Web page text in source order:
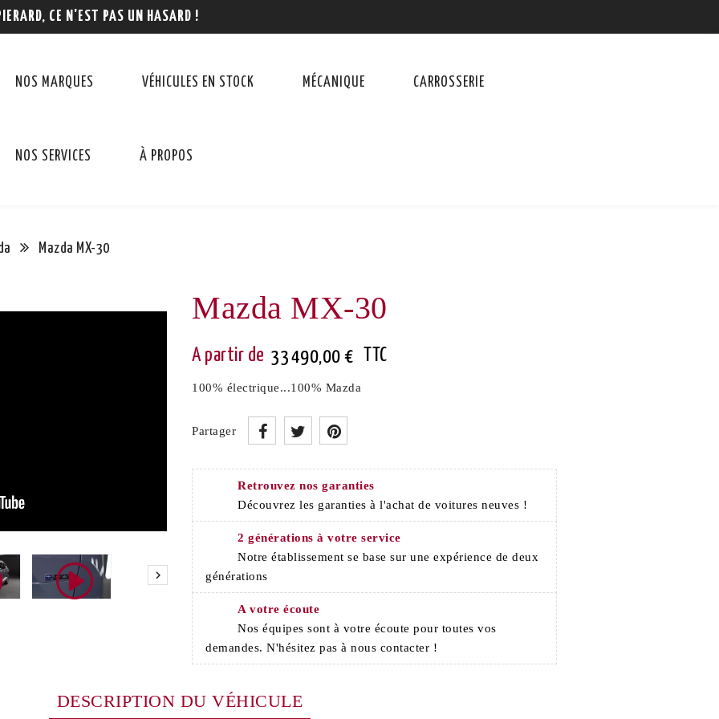
CE N'EST PAS UN HASARD !
NOS MARQUES VÉHICULES EN STOCK MÉCANIQUE CARROSSERIE
NOS SERVICES À PROPOS
Mazda MX-30

Mazda MX-30
33 490,00 € TTC
100% électrique...100% Mazda
Partager
Retrouvez nos garanties
Découvrez les garanties à l'achat de voitures neuves !
2 générations à votre service
Notre établissement se base sur une expérience de deux
générations
A votre écoute
Nos équipes sont à votre écoute pour toutes vos
demandes. N'hésitez pas à nous contacter !
DESCRIPTION DU VÉHICULE